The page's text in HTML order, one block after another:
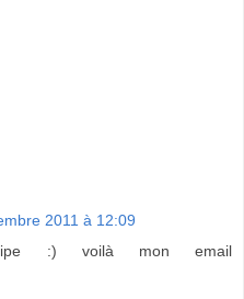
2011 à 12:09
:) voilà mon email